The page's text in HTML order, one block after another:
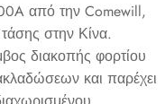
από την Comewill,
στην Κίνα.
διακοπής φορτίου
και παρέχει